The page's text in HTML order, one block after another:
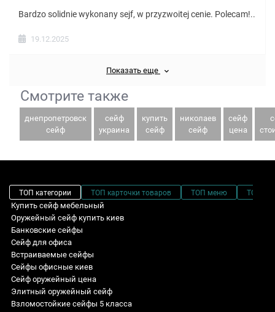
Bardzo solidnie wykonany sejf, w przyzwoitej cenie. Polecam!..
19.12.2025
Показать еще
Смотрите также
днепропетровск
сейф
сейф
украина
купить
сейф
николаев
сейф
сейф
цена
ТОП категории ТОП карточки товаров ТОП меню ТОП
Купить сейф мебельный
Оружейный сейф купить киев
Банковские сейфы
Сейф для офиса
Встраиваемые сейфы
Сейфы офисные киев
Сейф оружейный цена
Элитный оружейный сейф
Взломостойкие сейфы 5 класса